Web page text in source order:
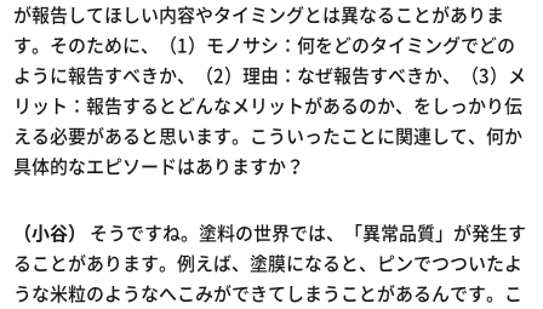
が報告してほしい内容やタイミングとは異なることがありま
す。そのために、（1）モノサシ：何をどのタイミングでどの
ように報告すべきか、（2）理由：なぜ報告すべきか、（3）メ
リット：報告するとどんなメリットがあるのか、をしっかり伝
える必要があると思います。こういったことに関連して、何か
具体的なエピソードはありますか？
（小谷）
そうですね。塗料の世界では、「異常品質」が発生す
ることがあります。例えば、塗膜になると、ピンでつついたよ
うな米粒のようなへこみができてしまうことがあるんです。こ